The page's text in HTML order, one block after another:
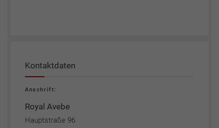
Kontaktdaten
Anschrift:
Royal Avebe
Hauptstraße 96